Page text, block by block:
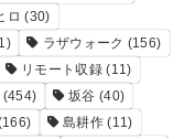
ロ (30)
ラザウォーク (156)
リモート収録(11)
(454) 坂谷 (40)
島耕作(11)